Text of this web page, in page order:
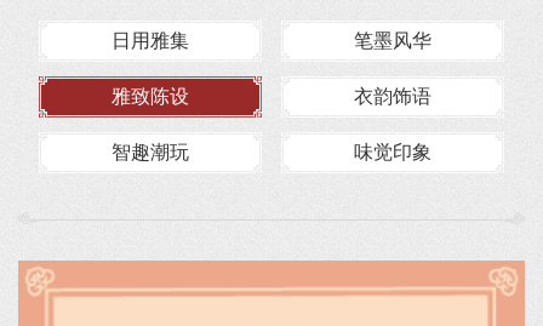
日用雅集 笔墨风华
雅致陈设 衣韵饰语
智趣潮玩 味觉印象